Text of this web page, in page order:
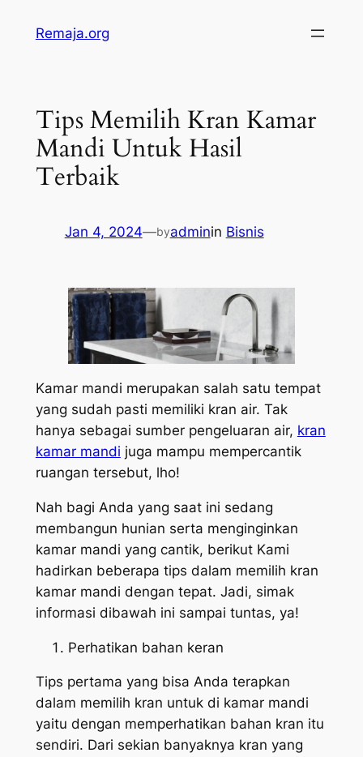
Remaja.org
Tips Memilih Kran Kamar
Mandi Untuk Hasil
Terbaik
Jan 4, 2024—byadminin Bisnis
Kamar mandi merupakan salah satu tempat
yang sudah pasti memiliki kran air. Tak
hanya sebagai sumber pengeluaran air, kran
kamar mandi juga mampu mempercantik
ruangan tersebut, lho!
Nah bagi Anda yang saat ini sedang
membangun hunian serta menginginkan
kamar mandi yang cantik, berikut Kami
hadirkan beberapa tips dalam memilih kran
kamar mandi dengan tepat. Jadi, simak
informasi dibawah ini sampai tuntas, ya!
Perhatikan bahan keran
Tips pertama yang bisa Anda terapkan
dalam memilih kran untuk di kamar mandi
yaitu dengan memperhatikan bahan kran itu
sendiri. Dari sekian banyaknya kran yang